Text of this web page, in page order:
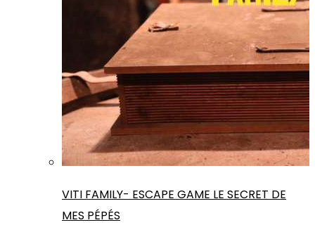
VITI FAMILY- ESCAPE GAME LE SECRET DE
MES PÉPÉS